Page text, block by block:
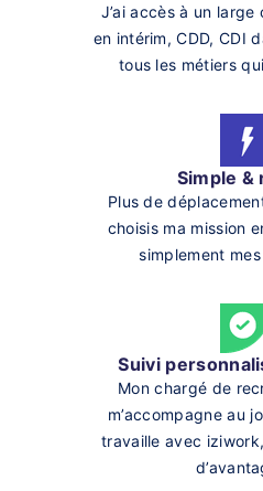
J’ai accès à un
en intérim, CDD, CDI
tous les métiers
Simple &
Plus de
choisis ma mission
simplement
Suivi
Mon chargé de
m’accompagne au
travaille avec